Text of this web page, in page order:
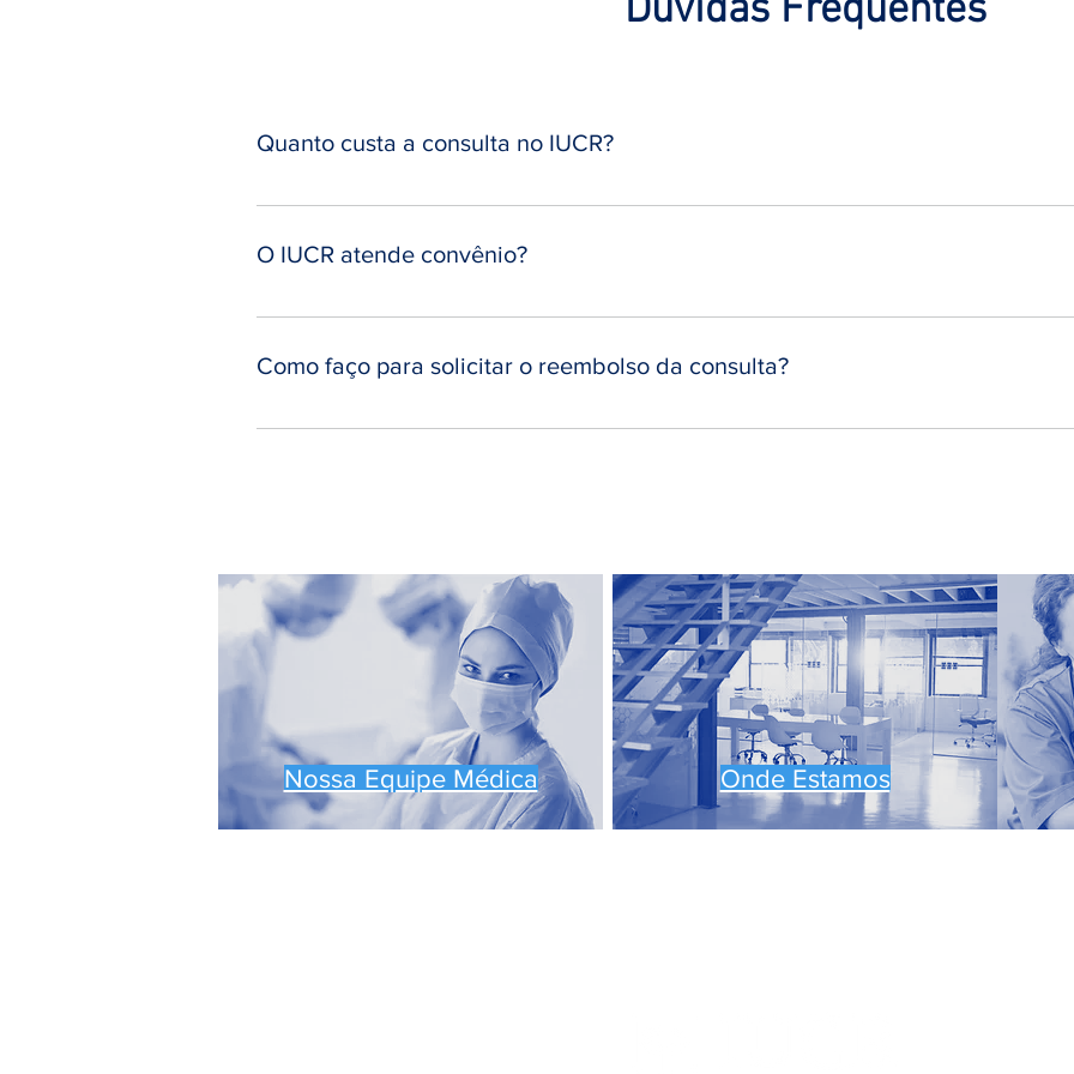
Dúvidas Frequentes
Quanto custa a consulta no IUCR?
Para obter essa informação entre em contato pelo telefone 3259-3433, de
O IUCR atende convênio?
O atendimento do IUCR é particular, mas é possível solicitar reembolso,
Como faço para solicitar o reembolso da consulta?
O IUCR emite o recibo dos serviços utilizados para solicitação de reembolso
Nossa Equipe Médica Onde Estamos